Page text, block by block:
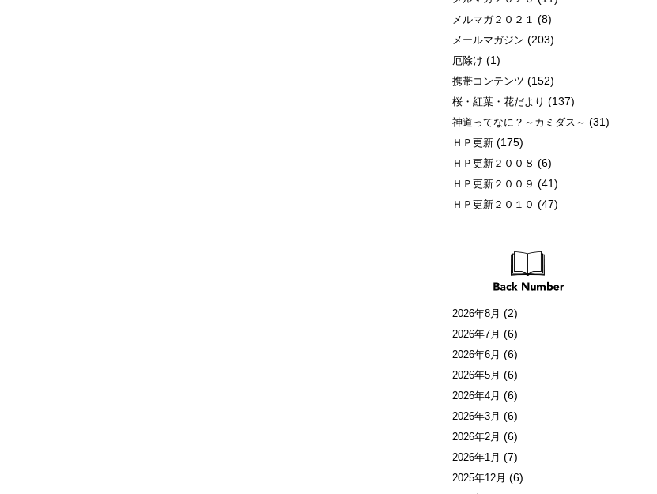
メルマガ２０２１ (8)
メールマガジン (203)
厄除け (1)
携帯コンテンツ (152)
桜・紅葉・花だより (137)
神道ってなに？～カミダス～ (31)
ＨＰ更新(175)
ＨＰ更新２００８ (6)
ＨＰ更新２００９ (41)
ＨＰ更新２０１０ (47)
2026年8月 (2)
2026年7月 (6)
2026年6月 (6)
2026年5月 (6)
2026年4月 (6)
2026年3月 (6)
2026年2月 (6)
2026年1月 (7)
2025年12月 (6)